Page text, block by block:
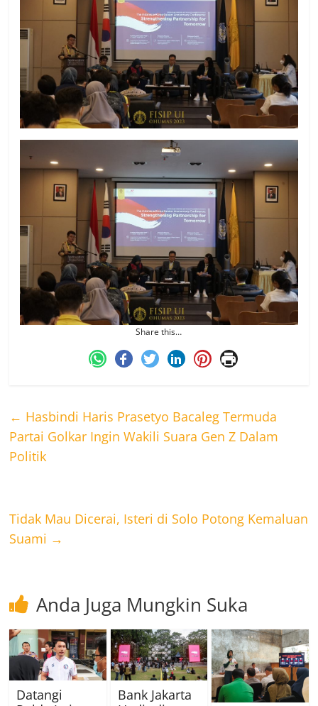
Share this…
← Hasbindi Haris Prasetyo Bacaleg Termuda
Partai Golkar Ingin Wakili Suara Gen Z Dalam
Politik
Tidak Mau Dicerai, Isteri di Solo Potong Kemaluan
Suami →
Anda Juga Mungkin Suka
Datangi
Bank Jakarta